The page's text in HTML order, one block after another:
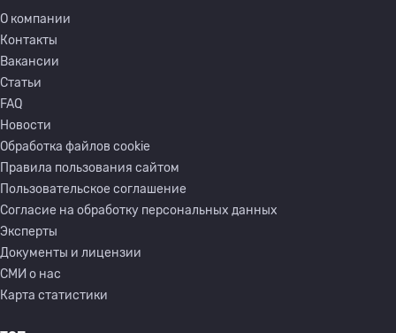
О компании
Контакты
Вакансии
Статьи
FAQ
Новости
Обработка файлов cookie
Правила пользования сайтом
Пользовательское соглашение
Согласие на обработку персональных данных
Эксперты
Документы и лицензии
СМИ о нас
Карта статистики